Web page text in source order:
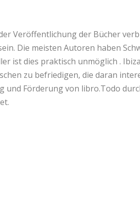
Veröffentlichung der Bücher
Die meisten Autoren haben
ist dies praktisch unmöglich .
zu befriedigen, die daran
und Förderung von libro.Todo